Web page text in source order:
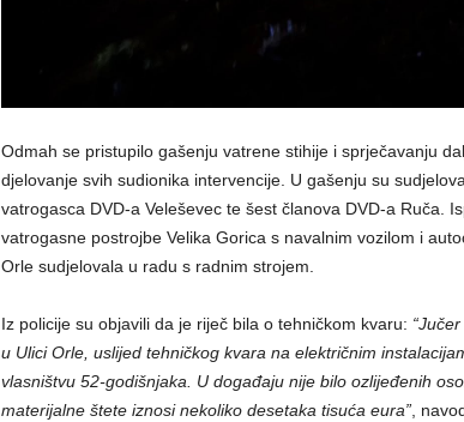
Odmah se pristupilo gašenju vatrene stihije i sprječavanju
djelovanje svih sudionika intervencije. U gašenju su
vatrogasca DVD-a Veleševec te šest članova DVD-a Ruča.
vatrogasne postrojbe Velika Gorica s navalnim vozilom i
Orle sudjelovala u radu s radnim strojem.
Iz policije su objavili da je riječ bila o tehničkom kvaru:
u Ulici Orle, uslijed tehničkog kvara na električnim
vlasništvu 52-godišnjaka. U događaju nije bilo ozlijeđenih
materijalne štete iznosi nekoliko desetaka tisuća eura”,